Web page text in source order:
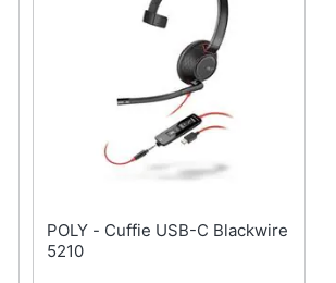
POLY - Cuffie USB-C Blackwire
5210